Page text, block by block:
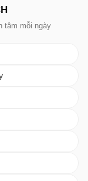
tâm mỗi ngày